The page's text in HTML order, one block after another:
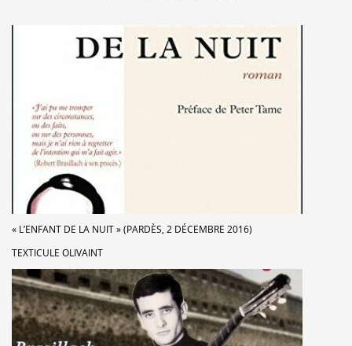
« L’ENFANT DE LA NUIT » (PARDÈS, 2 DÉCEMBRE 2016)
TEXTICULE OLIVAINT